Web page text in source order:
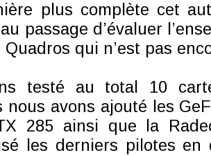
plus complète cet
passage d’évaluer
Quadros qui n’est pas
testé au total 10
nous avons ajouté les
285 ainsi que la
les derniers pilotes en